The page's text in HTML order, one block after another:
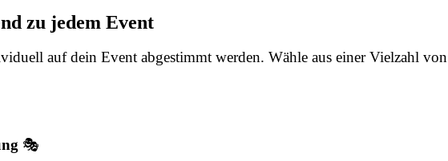
zu jedem Event
auf dein Event abgestimmt werden. Wähle aus einer Vielzahl von
🎭